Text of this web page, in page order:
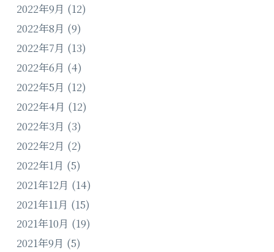
2022年9月 (12)
2022年8月 (9)
2022年7月 (13)
2022年6月 (4)
2022年5月 (12)
2022年4月 (12)
2022年3月 (3)
2022年2月 (2)
2022年1月 (5)
2021年12月 (14)
2021年11月 (15)
2021年10月 (19)
2021年9月 (5)